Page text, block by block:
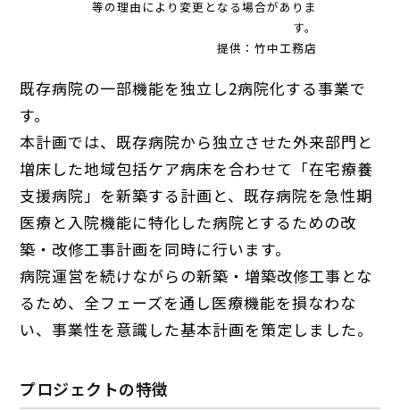
等の理由により変更となる場合がありま
す。
提供：竹中工務店
既存病院の一部機能を独立し2病院化する事業で
す。
本計画では、既存病院から独立させた外来部門と
増床した地域包括ケア病床を合わせて「在宅療養
支援病院」を新築する計画と、既存病院を急性期
医療と入院機能に特化した病院とするための改
築・改修工事計画を同時に行います。
病院運営を続けながらの新築・増築改修工事とな
るため、全フェーズを通し医療機能を損なわな
い、事業性を意識した基本計画を策定しました。
プロジェクトの特徴